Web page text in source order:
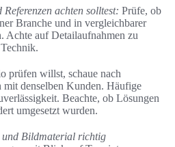
achten solltest: Prüfe, ob
Branche und in vergleichbarer
Achte auf Detailaufnahmen zu
prüfen willst, schaue nach
denselben Kunden. Häufige
Beachte, ob Lösungen
umgesetzt wurden.
und Bildmaterial richtig